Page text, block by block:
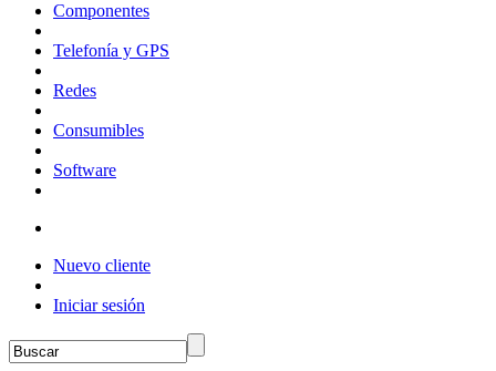
Componentes
Telefonía y GPS
Redes
Consumibles
Software
Nuevo cliente
Iniciar sesión